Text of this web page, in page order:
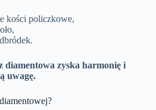
kości policzkowe,
zyska harmonię i
uwagę.